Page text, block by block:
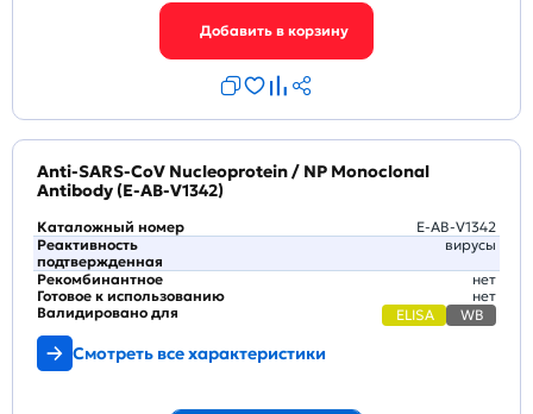
Anti-SARS-CoV Nucleoprotein / NP Monoclonal
Antibody (E-AB-V1342)
Каталожный номер
E-AB-V1342
Реактивность
подтвержденная
вирусы
Рекомбинантное
нет
Готовое к использованию
нет
Валидировано для
ELISA WB
Смотреть все характеристики